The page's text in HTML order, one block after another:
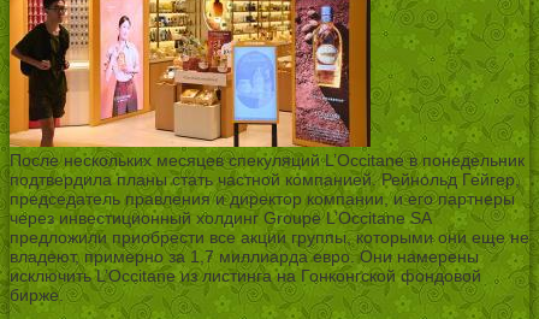
После нескольких месяцев спекуляций L’Occitane в понедельник
подтвердила планы стать частной компанией. Рейнольд Гейгер,
председатель правления и директор компании, и его партнеры
через инвестиционный холдинг Groupe L’Occitane SA
предложили приобрести все акции группы, которыми они еще не
владеют, примерно за 1,7 миллиарда евро. Они намерены
исключить L’Occitane из листинга на Гонконгской фондовой
бирже.